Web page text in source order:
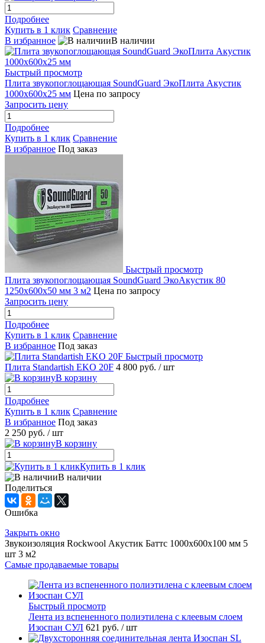
Подробнее
Купить в 1 клик Сравнение
В избранное
В наличии
Быстрый просмотр
Плита звукопоглощающая SoundGuard ЭкоПлита Акустик
1000х600х25 мм Цена по запросу
Запросить цену
Подробнее
Купить в 1 клик Сравнение
В избранное Под заказ
Быстрый просмотр
Плита звукопоглощающая SoundGuard ЭкоАкустик 80
1250х600х50 мм 3 м2 Цена по запросу
Запросить цену
Подробнее
Купить в 1 клик Сравнение
В избранное Под заказ
Быстрый просмотр
Плита Standartish EKO 20F 4 800 руб. / шт
В корзину
Подробнее
Купить в 1 клик Сравнение
В избранное Под заказ
2 250 руб. / шт
В корзину
Купить в 1 клик
В наличии
Поделиться
Ошибка
Закрыть окно
Звукоизоляция Rockwool Акустик Баттс 1000x600x100 мм 5
шт 3 м2
Самые продаваемые товары
Быстрый просмотр
Лента из вспененного полиэтилена с клеевым слоем
Изоспан СУЛ 621 руб. / шт